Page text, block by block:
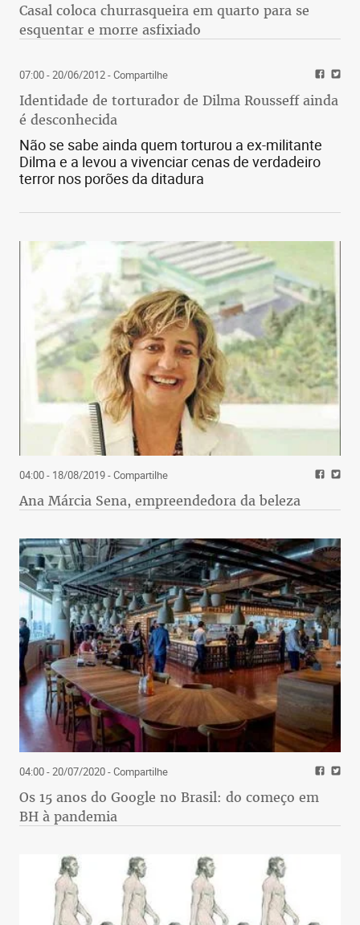
Casal coloca churrasqueira em quarto para se
esquentar e morre asfixiado
07:00 - 20/06/2012- Compartilhe
Identidade de torturador de Dilma Rousseff ainda
é desconhecida
Não se sabe ainda quem torturou a ex-militante
Dilma e a levou a vivenciar cenas de verdadeiro
terror nos porões da ditadura
04:00 - 18/08/2019- Compartilhe
Ana Márcia Sena, empreendedora da beleza
04:00 - 20/07/2020- Compartilhe
Os 15 anos do Google no Brasil: do começo em
BH à pandemia